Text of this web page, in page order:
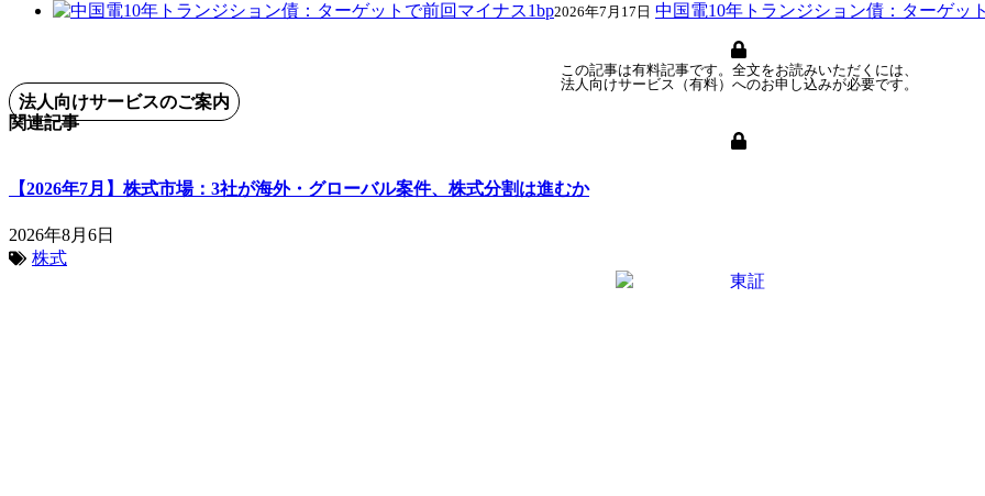
2026年7月17日 中国電10年トランジション債：ターゲッ
この記事は有料記事です。全文をお読みいただくには、
法人向けサービス（有料）へのお申し込みが必要です。
法人向けサービスのご案内
関連記事
【2026年7月】株式市場：3社が海外・グローバル案件、株式分割は進むか
2026年8月6日
株式